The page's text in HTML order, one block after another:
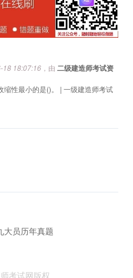
18 18:07:16 ，由 二级建造师考试资
缩性最小的是()。 | 一级建造师考试
大员历年真题
考试网版权